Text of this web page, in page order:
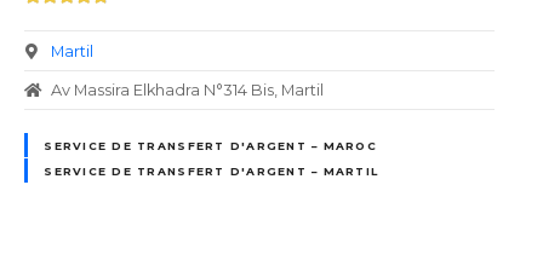
Martil
Av Massira Elkhadra N°314 Bis, Martil
SERVICE DE TRANSFERT D'ARGENT – MAROC
SERVICE DE TRANSFERT D'ARGENT – MARTIL